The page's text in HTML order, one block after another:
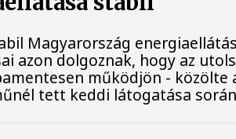
Magyarország
azon dolgoznak, hogy az
működjön - közölte
tett keddi látogatása